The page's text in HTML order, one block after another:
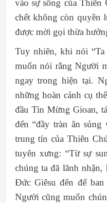
vào sự sống của Thiên
chết không còn quyền
được mời gọi thừa
Tuy nhiên, khi nói
muốn nói rằng Người
ngay trong hiện tại.
những hoàn cảnh cụ
đầu Tin Mừng Gioan,
đến “đầy tràn ân
trung tín của Thiên
tuyên xưng: “Từ sự
chúng ta đã lãnh nhận,
Đức Giêsu đến để
Người cũng muốn